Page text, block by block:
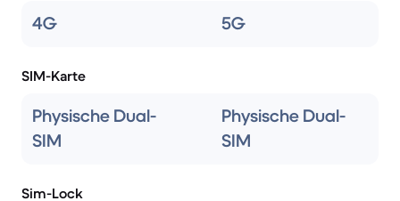
4G 5G
SIM-Karte
Physische Dual-
SIM
Physische Dual-
SIM
Sim-Lock